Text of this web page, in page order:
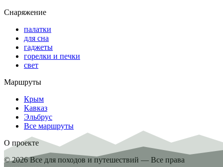
Снаряжение
палатки
для сна
гаджеты
горелки и печки
свет
Маршруты
Крым
Кавказ
Эльбрус
Все маршруты
О проекте
© 2026 Все для походов и путешествий — Все права